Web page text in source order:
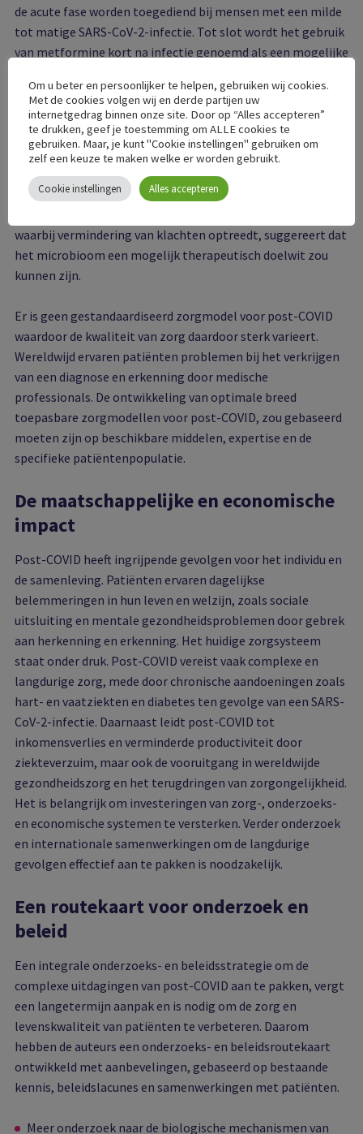
de acute fase worden toegediend bij mensen met een milde
tot matige SARS-CoV-2-infectie. Tot slot wordt het gebruik
van metformine kort na infectie genoemd als een mogelijke
Het bewijs voor effectieve post-COVID behandelingen blijft
beperkt. Gebrek aan goede klinische studies voor het
onderbouwen van behandelingskeuzes, zorgen voor de
toepassing van methoden en behandelingen gebaseerd op
soortgelijke aandoeningen. Een voorbeeld van een goed
waarbij vermindering van klachten optreedt, suggereert dat
het microbioom een mogelijk therapeutisch doelwit zou
kunnen zijn.
Er is geen gestandaardiseerd zorgmodel voor post-COVID
waardoor de kwaliteit van zorg daardoor sterk varieert.
Wereldwijd ervaren patiënten problemen bij het verkrijgen
van een diagnose en erkenning door medische
professionals. De ontwikkeling van optimale breed
toepasbare zorgmodellen voor post-COVID, zou gebaseerd
moeten zijn op beschikbare middelen, expertise en de
specifieke patiëntenpopulatie.
De maatschappelijke en economische
impact
Post-COVID heeft ingrijpende gevolgen voor het individu en
de samenleving. Patiënten ervaren dagelijkse
belemmeringen in hun leven en welzijn, zoals sociale
uitsluiting en mentale gezondheidsproblemen door gebrek
aan herkenning en erkenning. Het huidige zorgsysteem
staat onder druk. Post-COVID vereist vaak complexe en
langdurige zorg, mede door chronische aandoeningen zoals
hart- en vaatziekten en diabetes ten gevolge van een SARS-
CoV-2-infectie. Daarnaast leidt post-COVID tot
inkomensverlies en verminderde productiviteit door
ziekteverzuim, maar ook de vooruitgang in wereldwijde
gezondheidszorg en het terugdringen van zorgongelijkheid.
Het is belangrijk om investeringen van zorg-, onderzoeks-
en economische systemen te versterken. Verder onderzoek
en internationale samenwerkingen om de langdurige
gevolgen effectief aan te pakken is noodzakelijk.
Een routekaart voor onderzoek en
beleid
Een integrale onderzoeks- en beleidsstrategie om de
complexe uitdagingen van post-COVID aan te pakken, vergt
een langetermijn aanpak en is nodig om de zorg en
levenskwaliteit van patiënten te verbeteren. Daarom
hebben de auteurs een onderzoeks- en beleidsroutekaart
ontwikkeld met aanbevelingen, gebaseerd op bestaande
kennis, beleidslacunes en samenwerkingen met patiënten.
Meer onderzoek naar de biologische mechanismen van
Om u beter en persoonlijker te helpen, gebruiken wij cookies.
Met de cookies volgen wij en derde partijen uw
internetgedrag binnen onze site. Door op “Alles accepteren”
te drukken, geef je toestemming om ALLE cookies te
gebruiken. Maar, je kunt "Cookie instellingen" gebruiken om
zelf een keuze te maken welke er worden gebruikt.
Cookie instellingen Alles accepteren